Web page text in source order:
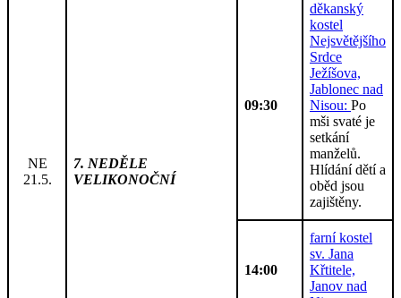
NE
21.5.
7. NEDĚLE
VELIKONOČNÍ
09:30
děkanský
kostel
Nejsvětějšího
Srdce
Ježíšova,
Jablonec nad
Nisou: Po
mši svaté je
setkání
manželů.
Hlídání dětí a
oběd jsou
zajištěny.
14:00
farní kostel
sv. Jana
Křtitele,
Janov nad